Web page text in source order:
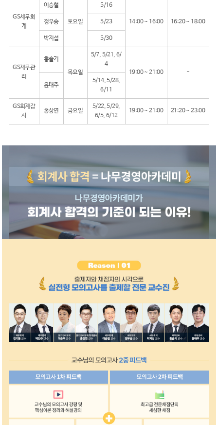
GS세무회
계
이승철
토요일
5/16
14:00 ~ 16:00 16:20 ~ 18:00
정우승 5/23
박지섭 5/30
GS재무관
리
홍슬기
목요일
5/7, 5/21, 6/
4
19:00 ~ 21:00
-
윤태주
5/14, 5/28,
6/11
GS회계감
사
홍상연 금요일
5/22, 5/29,
6/5, 6/12
19:00 ~ 21:00 21:20 ~ 23:00